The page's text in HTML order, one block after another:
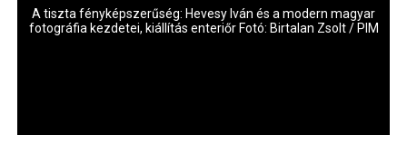
A tiszta fényképszerűség: Hevesy Iván és a modern magyar
fotográfia kezdetei, kiállítás enteriőr Fotó: Birtalan Zsolt / PIM